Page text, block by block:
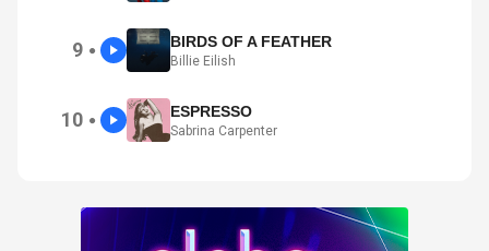
9 ● BIRDS OF A FEATHER
Billie Eilish
10 ● ESPRESSO
Sabrina Carpenter